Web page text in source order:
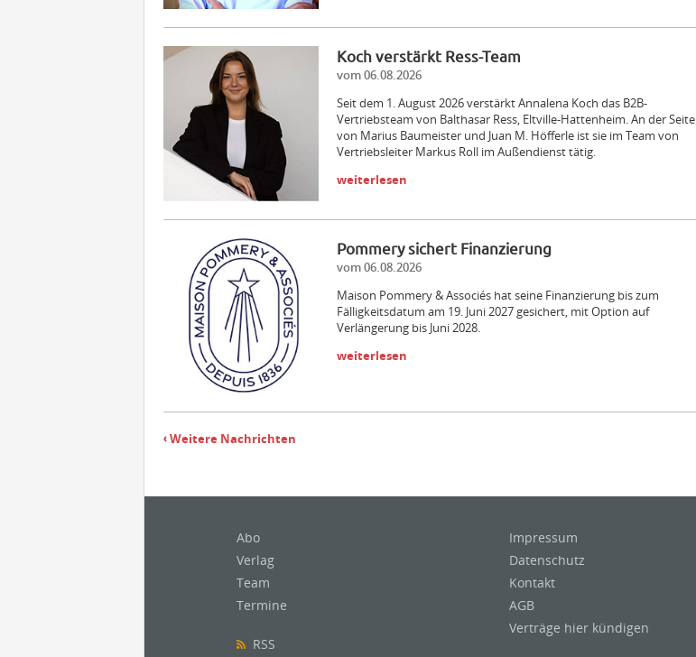
Koch verstärkt Ress-Team
vom 06.08.2026
Seit dem 1. August 2026 verstärkt Annalena Koch das B2B-
Vertriebsteam von Balthasar Ress, Eltville-Hattenheim. An der Seite
von Marius Baumeister und Juan M. Höfferle ist sie im Team von
Vertriebsleiter Markus Roll im Außendienst tätig.
weiterlesen
Pommery sichert Finanzierung
vom 06.08.2026
Maison Pommery & Associés hat seine Finanzierung bis zum
Fälligkeitsdatum am 19. Juni 2027 gesichert, mit Option auf
Verlängerung bis Juni 2028.
weiterlesen
Weitere Nachrichten
Abo
Verlag
Team
Termine
RSS
Impressum
Datenschutz
Kontakt
AGB
Verträge hier kündigen